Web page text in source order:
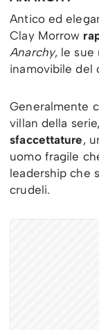
Antico ed
Clay Morrow
Anarchy, le sue
inamovibile del
Generalmente
villan della
sfaccettature,
uomo fragile
leadership che
crudeli.